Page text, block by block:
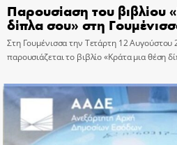
Παρουσίαση του βιβλίου
δίπλα σου» στη
Στη Γουμένισσα την Τετάρτη 12 Αυγούστου
παρουσιάζεται το βιβλίο «Κράτα μια θέση